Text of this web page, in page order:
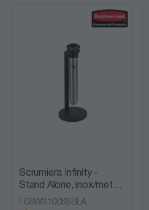
Scrumiera Infinity -
Stand Alone, inox/metal
- Rubbbermaid
FG9W3100SSBLA